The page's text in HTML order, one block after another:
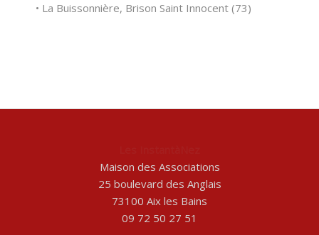
• La Buissonnière, Brison Saint Innocent (73)
Maison des Associations
25 boulevard des Anglais
73100 Aix les Bains
09 72 50 27 51